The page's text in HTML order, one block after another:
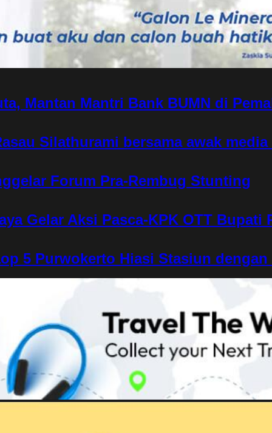
Mantan Mantri Bank BUMN di
Silathurami bersama awak
Forum Pra-Rembug Stunting
Gelar Aksi Pasca-KPK OTT Bupati
5 Purwokerto Hiasi Stasiun